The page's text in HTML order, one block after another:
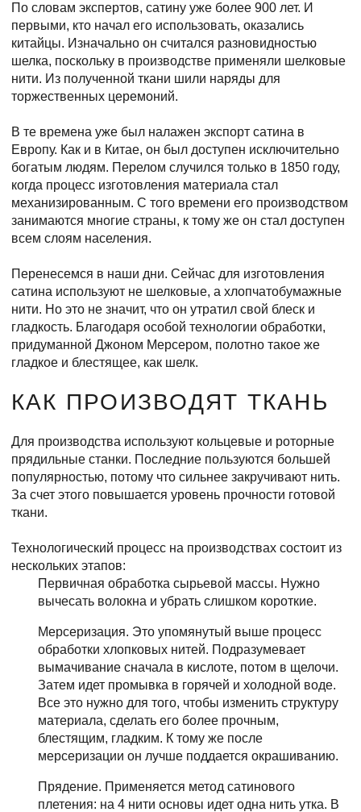
По словам экспертов, сатину уже более 900 лет. И
первыми, кто начал его использовать, оказались
китайцы. Изначально он считался разновидностью
шелка, поскольку в производстве применяли шелковые
нити. Из полученной ткани шили наряды для
торжественных церемоний.
В те времена уже был налажен экспорт сатина в
Европу. Как и в Китае, он был доступен исключительно
богатым людям. Перелом случился только в 1850 году,
когда процесс изготовления материала стал
механизированным. С того времени его производством
занимаются многие страны, к тому же он стал доступен
всем слоям населения.
Перенесемся в наши дни. Сейчас для изготовления
сатина используют не шелковые, а хлопчатобумажные
нити. Но это не значит, что он утратил свой блеск и
гладкость. Благодаря особой технологии обработки,
придуманной Джоном Мерсером, полотно такое же
гладкое и блестящее, как шелк.
КАК ПРОИЗВОДЯТ ТКАНЬ
Для производства используют кольцевые и роторные
прядильные станки. Последние пользуются большей
популярностью, потому что сильнее закручивают нить.
За счет этого повышается уровень прочности готовой
ткани.
Технологический процесс на производствах состоит из
нескольких этапов:
Первичная обработка сырьевой массы. Нужно
вычесать волокна и убрать слишком короткие.
Мерсеризация. Это упомянутый выше процесс
обработки хлопковых нитей. Подразумевает
вымачивание сначала в кислоте, потом в щелочи.
Затем идет промывка в горячей и холодной воде.
Все это нужно для того, чтобы изменить структуру
материала, сделать его более прочным,
блестящим, гладким. К тому же после
мерсеризации он лучше поддается окрашиванию.
Прядение. Применяется метод сатинового
плетения: на 4 нити основы идет одна нить утка. В